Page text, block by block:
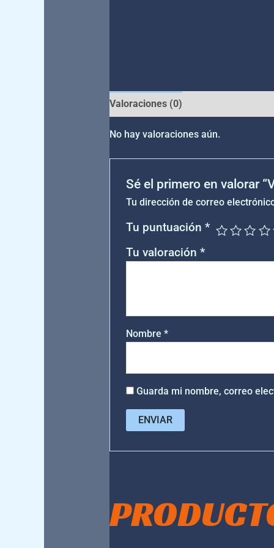
Valoraciones (0)
No hay valoraciones aún.
Sé el primero en valorar
Tu dirección de correo
Tu puntuación*
Tu valoración*
Nombre*
Guarda mi nombre, correo